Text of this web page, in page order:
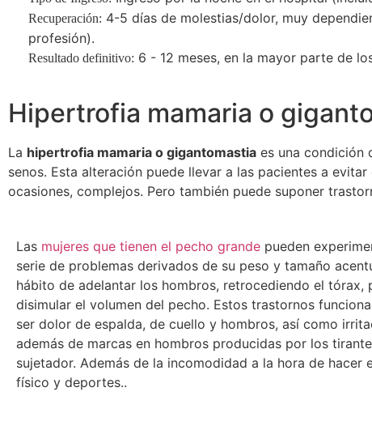
Recuperación: 4-5 días de molestias/dolor, muy
profesión).
Resultado definitivo: 6 - 12 meses, en la mayor parte de
Hipertrofia mamaria o
La hipertrofia mamaria o gigantomastia es una condición
senos. Esta alteración puede llevar a las pacientes a
ocasiones, complejos. Pero también puede suponer
Las mujeres que tienen el pecho grande pueden
serie de problemas derivados de su peso y tamaño
hábito de adelantar los hombros, retrocediendo el tórax,
disimular el volumen del pecho. Estos trastornos
ser dolor de espalda, de cuello y hombros, así como
además de marcas en hombros producidas por los
sujetador. Además de la incomodidad a la hora de hacer
físico y deportes..